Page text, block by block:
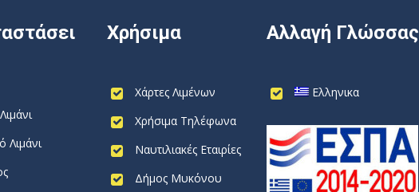
Λιμάνι
Χρήσιμα
Χάρτες Λιμένων
Χρήσιμα Τηλέφωνα
Ναυτιλιακές Εταιρίες
Δήμος Μυκόνου
Αλλαγή Γλώσσας
Ελληνικα